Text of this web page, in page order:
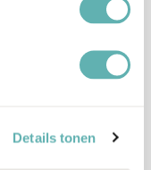
Details tonen
voor 15:00 besteld
zijn dan normaal